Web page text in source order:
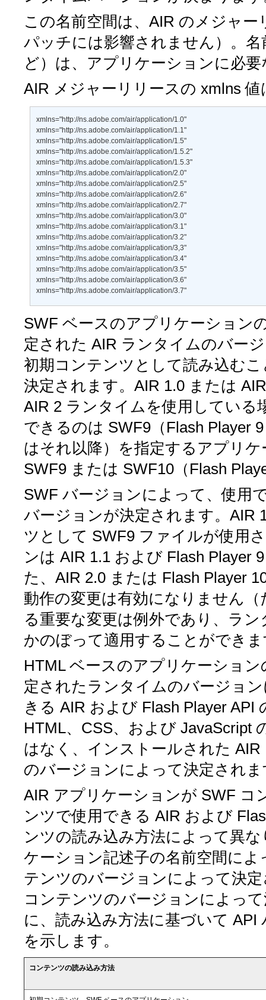
この名前空間は、AIR のメジャ
パッチには影響されません）。
ど）は、アプリケーションに必
AIR メジャーリリースの xmlns
xmlns="http://ns.adobe.com/air/application/1.0"
xmlns="http://ns.adobe.com/air/application/1.1"
xmlns="http://ns.adobe.com/air/application/1.5"
xmlns="http://ns.adobe.com/air/application/1.5.2"
xmlns="http://ns.adobe.com/air/application/1.5.3"
xmlns="http://ns.adobe.com/air/application/2.0"
xmlns="http://ns.adobe.com/air/application/2.5"
xmlns="http://ns.adobe.com/air/application/2.6"
xmlns="http://ns.adobe.com/air/application/2.7"
xmlns="http://ns.adobe.com/air/application/3.0"
xmlns="http://ns.adobe.com/air/application/3.1"
xmlns="http://ns.adobe.com/air/application/3.2"
xmlns="http://ns.adobe.com/air/application/3,3"
xmlns="http://ns.adobe.com/air/application/3.4"
xmlns="http://ns.adobe.com/air/application/3.5"
xmlns="http://ns.adobe.com/air/application/3.6"
xmlns="http://ns.adobe.com/air/application/3.7"
SWF ベースのアプリケーション
定された AIR ランタイムのバー
初期コンテンツとして読み込む
決定されます。AIR 1.0 または
AIR 2 ランタイムを使用している
できるのは SWF9（Flash Player
はそれ以降）を指定するアプリ
SWF9 または SWF10（Flash
SWF バージョンによって、使用
バージョンが決定されます。AIR
ツとして SWF9 ファイルが使用
ンは AIR 1.1 および Flash Player
た、AIR 2.0 または Flash Player
動作の変更は有効になりません
る重要な変更は例外であり、ラ
かのぼって適用することができ
HTML ベースのアプリケーショ
定されたランタイムのバージョ
きる AIR および Flash Player
HTML、CSS、および JavaScript
はなく、インストールされた
のバージョンによって決定されま
AIR アプリケーションが SWF コ
ンツで使用できる AIR および
ンツの読み込み方法によって異
ケーション記述子の名前空間に
テンツのバージョンによって決
コンテンツのバージョンによっ
に、読み込み方法に基づいて
を示します。
コンテンツの読み込み方法